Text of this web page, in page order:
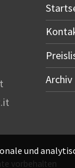
Archiv
vorbehalten
und